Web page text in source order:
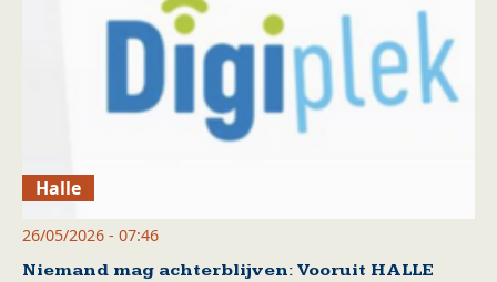
Halle
26/05/2026 - 07:46
Niemand mag achterblijven: Vooruit HALLE